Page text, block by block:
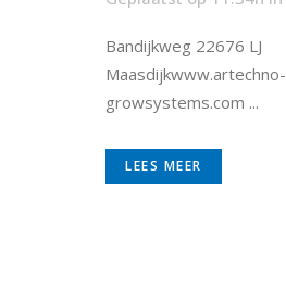
Bandijkweg 22676 LJ
Maasdijkwww.artechno-
growsystems.com ...
LEES MEER